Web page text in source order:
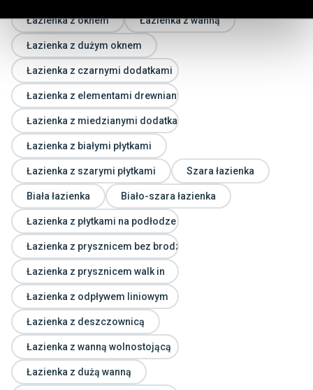
Łazienka z oknem Łazienka z wanną
Łazienka z dużym oknem
Łazienka z czarnymi dodatkami
Łazienka z elementami drewnianymi
Łazienka z miedzianymi dodatkami
Łazienka z białymi płytkami
Łazienka z szarymi płytkami Szara łazienka
Biała łazienka Biało-szara łazienka
Łazienka z płytkami na podłodze
Łazienka z prysznicem bez brodzika
Łazienka z prysznicem walk in
Łazienka z odpływem liniowym
Łazienka z deszczownicą
Łazienka z wanną wolnostojącą
Łazienka z dużą wanną